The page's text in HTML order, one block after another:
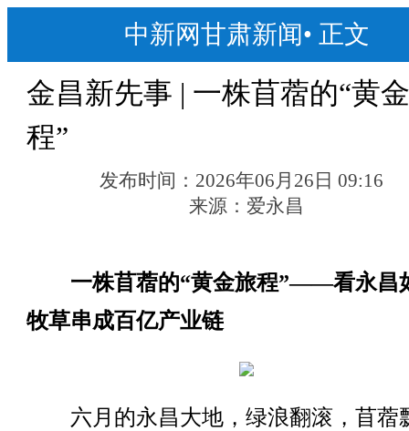
中新网甘肃新闻• 正文
金昌新先事 | 一株苜蓿的“黄
程”
发布时间： 2026年06月26日 09:16
来源： 爱永昌
一株苜蓿的“黄金旅程”——看永昌
牧草串成百亿产业链
六月的永昌大地，绿浪翻滚，苜蓿